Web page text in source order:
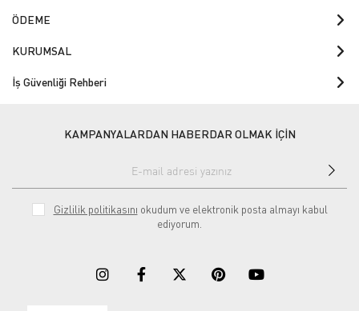
ÖDEME
KURUMSAL
İş Güvenliği Rehberi
KAMPANYALARDAN HABERDAR OLMAK İÇİN
Gizlilik politikasını okudum ve elektronik posta almayı kabul
ediyorum.